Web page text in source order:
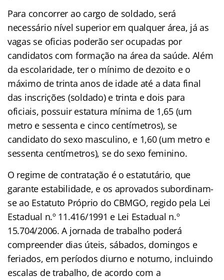
Para concorrer ao cargo de soldado, será
necessário nível superior em qualquer área, já as
vagas se oficias poderão ser ocupadas por
candidatos com formação na área da saúde. Além
da escolaridade, ter o mínimo de dezoito e o
máximo de trinta anos de idade até a data final
das inscrições (soldado) e trinta e dois para
oficiais, possuir estatura mínima de 1,65 (um
metro e sessenta e cinco centímetros), se
candidato do sexo masculino, e 1,60 (um metro e
sessenta centímetros), se do sexo feminino.
O regime de contratação é o estatutário, que
garante estabilidade, e os aprovados subordinam-
se ao Estatuto Próprio do CBMGO, regido pela Lei
Estadual n.º 11.416/1991 e Lei Estadual n.º
15.704/2006. A jornada de trabalho poderá
compreender dias úteis, sábados, domingos e
feriados, em períodos diurno e noturno, incluindo
escalas de trabalho, de acordo com a